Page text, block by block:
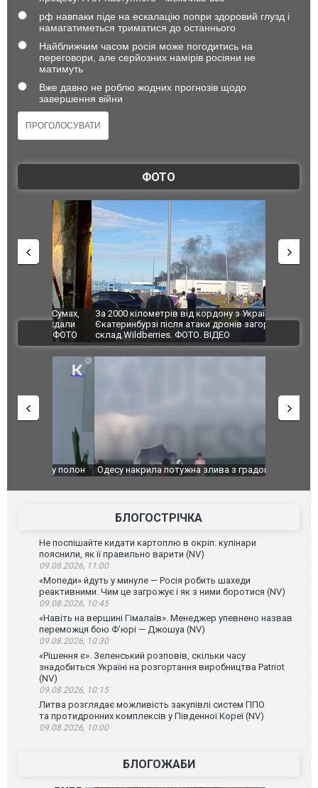
рф навпаки піде на ескалацію попри здоровий глузд і
намагатиметься триматися до останнього
Найближчим часом росія може погодитись на
переговори, але серйозних намірів росіяни не
матимуть
Вже давно не роблю жодних прогнозів щодо
завершення війни
ФОТО
За 2000 кілометрів від кордону з Україною: в
Єкатеринбурзі після атаки дронів загорівся
склад Wildberries. ФОТО. ВІДЕО
"Мої
ВІДЕО
Одесу накрила потужна злива з градом та
Вже
БЛОГОСТРІЧКА
Не поспішайте кидати картоплю в окріп: кулінари
пояснили, як її правильно варити (NV)
09.08.2026, 11:00
«Мопеди» йдуть у минуле — Росія робить шахеди
реактивними. Чим це загрожує і як з ними боротися (NV)
09.08.2026, 10:45
«Навіть на вершині Гімалаїв». Менеджер упевнено назвав
переможця бою Ф’юрі — Джошуа (NV)
09.08.2026, 10:30
«Рішення є». Зеленський розповів, скільки часу
знадобиться Україні на розгортання виробництва Patriot
(NV)
09.08.2026, 10:15
Литва розглядає можливість закупівлі систем ППО
та протидронних комплексів у Південної Кореї (NV)
09.08.2026, 10:00
БЛОГОЖАБИ